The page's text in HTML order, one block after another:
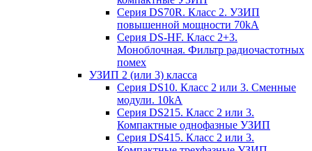
Серия DS70R. Класс 2. УЗИП
повышенной мощности 70kA
Серия DS-HF. Класс 2+3.
Моноблочная. Фильтр радиочастотных
помех
УЗИП 2 (или 3) класса
Серия DS10. Класс 2 или 3. Сменные
модули. 10kA
Серия DS215. Класс 2 или 3.
Компактные однофазные УЗИП
Серия DS415. Класс 2 или 3.